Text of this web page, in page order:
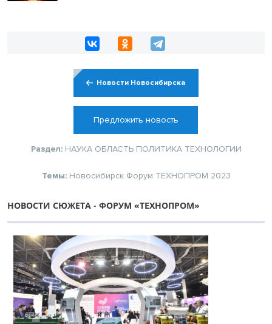
Новости Новосибирска
Предложить новость
Раздел: НАУКА ОБЛАСТЬ ПОЛИТИКА ТЕХНОЛОГИИ
Темы: Новосибирск Форум ТЕХНОПРОМ 2023
НОВОСТИ СЮЖЕТА - ФОРУМ «ТЕХНОПРОМ»